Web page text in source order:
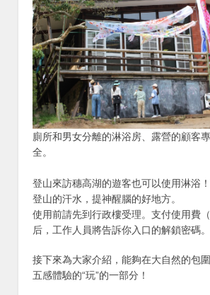
廁所和男女分離的淋浴房、露營的顧客
全。
登山來訪穗高湖的遊客也可以使用淋浴
登山的汗水，提神醒腦的好地方。
使用前請先到行政樓受理。支付使用費
后，工作人員將告訴你入口的解鎖密碼。
接下來為大家介紹，能夠在大自然的包
五感體驗的“玩”的一部分！